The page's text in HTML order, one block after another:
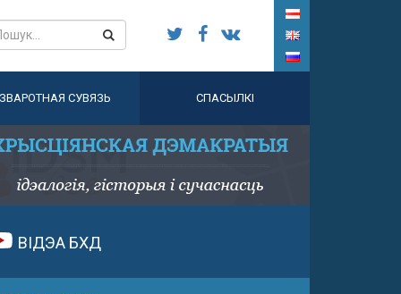
ЗВАРОТНАЯ СУВЯЗЬ СПАСЫЛКІ
ВІДЭА БХД